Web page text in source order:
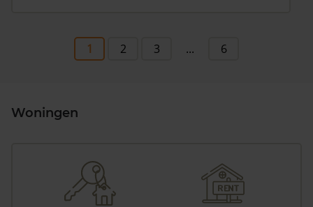
1 2 3 ... 6
Woningen